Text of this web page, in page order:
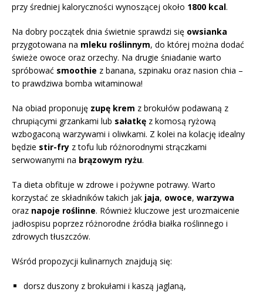
przy średniej kaloryczności wynoszącej około 1800 kcal.
Na dobry początek dnia świetnie sprawdzi się owsianka
przygotowana na mleku roślinnym, do której można dodać
świeże owoce oraz orzechy. Na drugie śniadanie warto
spróbować smoothie z banana, szpinaku oraz nasion chia –
to prawdziwa bomba witaminowa!
Na obiad proponuję zupę krem z brokułów podawaną z
chrupiącymi grzankami lub sałatkę z komosą ryżową
wzbogaconą warzywami i oliwkami. Z kolei na kolację idealny
będzie stir-fry z tofu lub różnorodnymi strączkami
serwowanymi na brązowym ryżu.
Ta dieta obfituje w zdrowe i pożywne potrawy. Warto
korzystać ze składników takich jak jaja, owoce, warzywa
oraz napoje roślinne. Również kluczowe jest urozmaicenie
jadłospisu poprzez różnorodne źródła białka roślinnego i
zdrowych tłuszczów.
Wśród propozycji kulinarnych znajdują się:
dorsz duszony z brokułami i kaszą jaglaną,